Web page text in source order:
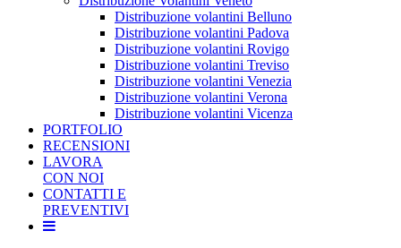
Distribuzione volantini Belluno
Distribuzione volantini Padova
Distribuzione volantini Rovigo
Distribuzione volantini Treviso
Distribuzione volantini Venezia
Distribuzione volantini Verona
Distribuzione volantini Vicenza
PORTFOLIO
RECENSIONI
LAVORA
CON NOI
CONTATTI E
PREVENTIVI